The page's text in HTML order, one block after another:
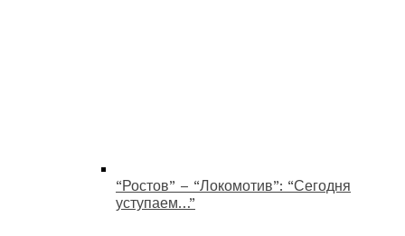
“Ростов” – “Локомотив”: “Сегодня
уступаем…”